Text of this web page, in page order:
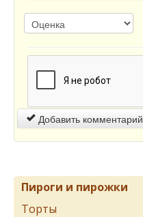
Добавить комментарий
Пироги и пирожки
Торты